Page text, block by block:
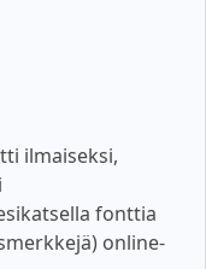
ilmaiseksi,
fonttia
online-